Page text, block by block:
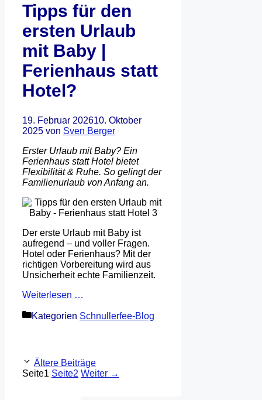
Tipps für den
ersten Urlaub
mit Baby |
Ferienhaus statt
Hotel?
19. Februar 202610. Oktober
2025 von Sven Berger
Erster Urlaub mit Baby? Ein
Ferienhaus statt Hotel bietet
Flexibilität & Ruhe. So gelingt der
Familienurlaub von Anfang an.
Der erste Urlaub mit Baby ist
aufregend – und voller Fragen.
Hotel oder Ferienhaus? Mit der
richtigen Vorbereitung wird aus
Unsicherheit echte Familienzeit.
Weiterlesen …
Kategorien Schnullerfee-Blog
Ältere Beiträge
Seite1 Seite2 Weiter →